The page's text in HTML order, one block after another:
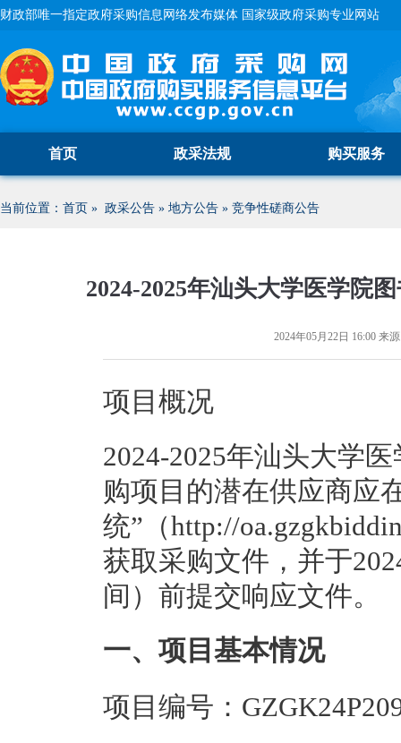
财政部唯一指定政府采购信息网络发布媒体 国家级政府采购专业网站
首页 政采法规 购买服务
当前位置： 首页 » 政采公告 » 地方公告 » 竞争性磋商公告
2024-2025年汕头大学医学院
2024年05月22日 16:00 来
项目概况
2024-2025年汕头大学
购项目的潜在供应商应
统”（http://
获取采购文件，并于
间）前提交响应文件。
一、项目基本情况
项目编号：